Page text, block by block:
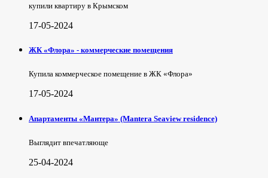
купили квартиру в Крымском
17-05-2024
ЖК «Флора» - коммерческие помещения
Купила коммерческое помещение в ЖК «Флора»
17-05-2024
Апартаменты «Мантера» (Mantera Seaview rеsidence)
Выглядит впечатляюще
25-04-2024